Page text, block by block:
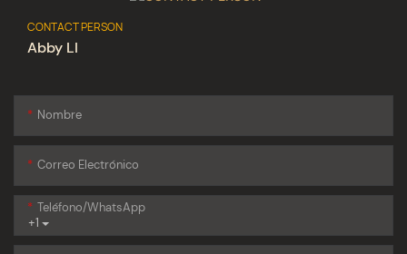
CONTACT PERSON
Abby LI
Nombre
Correo Electrónico
+1
Teléfono/WhatsApp